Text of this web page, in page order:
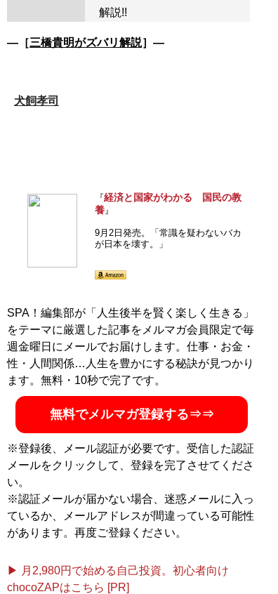
解説!!
―［三橋貴明がズバリ解説］―
犬飼孝司
『経済と国家がわかる 国民の教
養』
9月2日発売。「常識を疑わないバカ
が日本を壊す。」
SPA！編集部が「人生後半を賢く楽しく生きる」
をテーマに厳選した記事をメルマガ会員限定で毎
週金曜日にメールでお届けします。仕事・お金・
性・人間関係…人生を豊かにする秘訣が見つかり
ます。無料・10秒で完了です。
無料でメルマガ登録する⇒⇒
※登録後、メール認証が必要です。受信した認証
メールをクリックして、登録を完了させてくださ
い。
※認証メールが届かない場合、迷惑メールに入っ
ているか、メールアドレスが間違っている可能性
があります。再度ご登録ください。
▶ 月2,980円で始める自己投資。初心者向け
chocoZAPはこちら [PR]